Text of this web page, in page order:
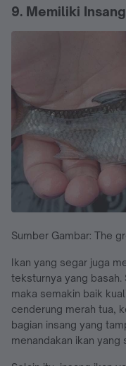
9. Memiliki
Sumber Gambar: The
Ikan yang segar juga
teksturnya yang basah.
maka semakin baik
cenderung merah tua,
bagian insang yang
menandakan ikan yang